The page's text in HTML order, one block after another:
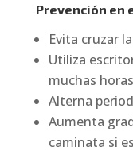
Prevención en
Evita cruzar
Utiliza
muchas
Alterna
Aumenta
caminata si